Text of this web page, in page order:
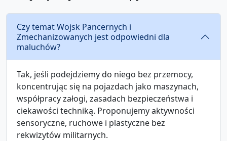
Czy temat Wojsk Pancernych i
Zmechanizowanych jest odpowiedni dla
maluchów?
Tak, jeśli podejdziemy do niego bez przemocy,
koncentrując się na pojazdach jako maszynach,
współpracy załogi, zasadach bezpieczeństwa i
ciekawości techniką. Proponujemy aktywności
sensoryczne, ruchowe i plastyczne bez
rekwizytów militarnych.